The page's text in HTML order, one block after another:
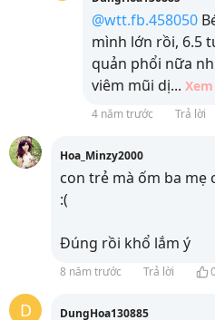
@wtt.fb.458050
mình lớn rồi, 6.5
quản phổi nữa
viêm mũi dị...
4 năm trước Trả lời
Hoa_Minzy2000
con trẻ mà ốm ba
:(
Đúng rồi khổ lắm ý
8 năm trước Trả lời
D DungHoa130885